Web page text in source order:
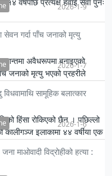
१४ वर्षपछि प्रत्यक्ष हवाई सेवा पुनः
2026-1-9
सेवन गर्दा पाँच जनाको मृत्यु
अवैधरूपमा बनाइएको
जनाको मृत्यु भएको प्रहरीले
2026-1-7
विधवामाथि सामूहिक बलात्कार
हिंसा रोकिएको छैन । पछिल्लो
कालीगञ्ज इलाकामा ४४ वर्षीया एक
2026-1-6
माओवादी विद्रोहीको हत्या :